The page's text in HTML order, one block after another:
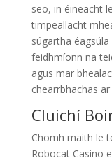
seo, in éineacht
timpeallacht
súgartha
feidhmíonn na
agus mar
chearrbhachas
Cluichí
Chomh maith le
Robocat Casino